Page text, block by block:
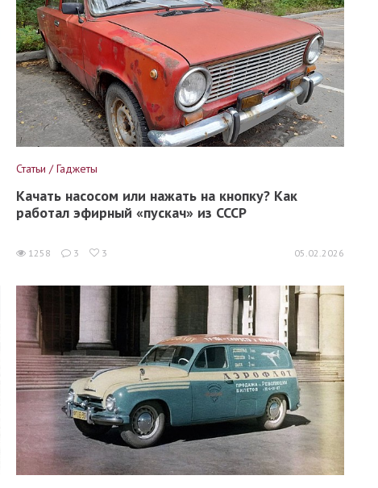
Статьи / Гаджеты
Качать насосом или нажать на кнопку? Как
работал эфирный «пускач» из СССР
1258 3 3 05.02.2026